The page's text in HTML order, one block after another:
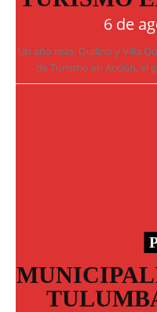
6 de
Un año más, Quilino y Villa
de Turismo en Acción, el